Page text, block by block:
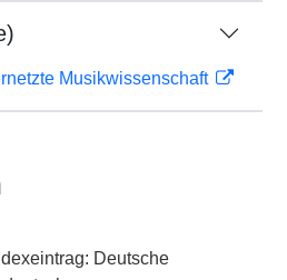
Musikwissenschaft
Deutsche